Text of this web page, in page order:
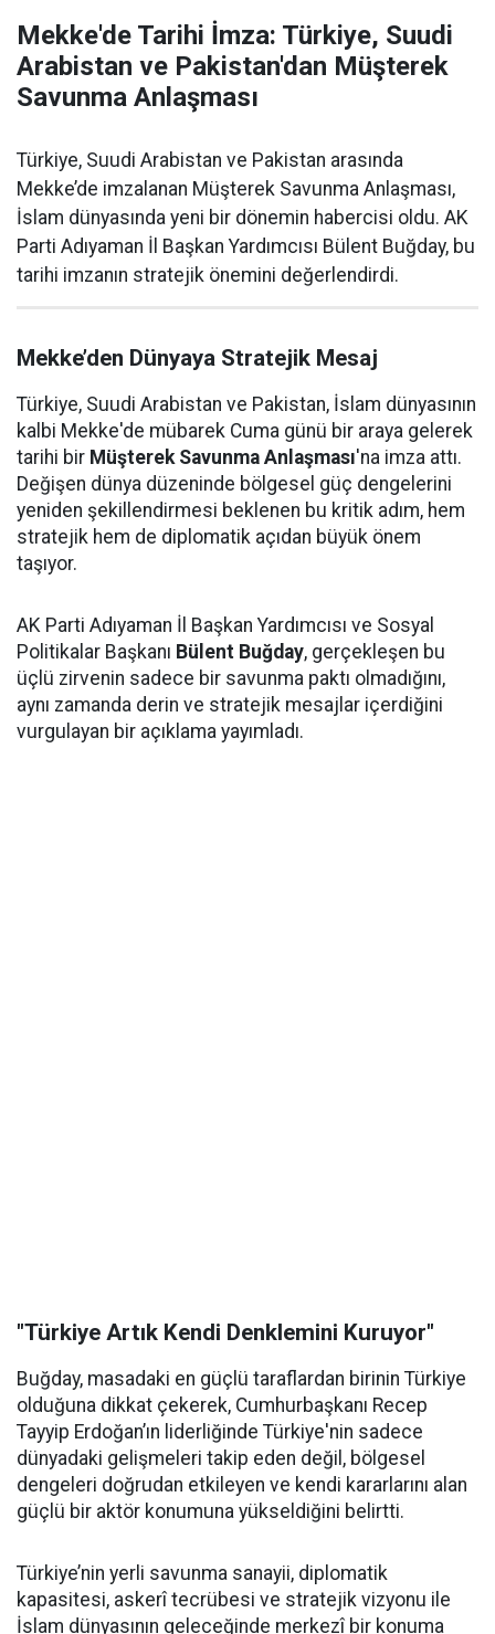
Mekke'de Tarihi İmza: Türkiye, Suudi
Arabistan ve Pakistan'dan Müşterek
Savunma Anlaşması
Türkiye, Suudi Arabistan ve Pakistan arasında
Mekke’de imzalanan Müşterek Savunma Anlaşması,
İslam dünyasında yeni bir dönemin habercisi oldu. AK
Parti Adıyaman İl Başkan Yardımcısı Bülent Buğday, bu
tarihi imzanın stratejik önemini değerlendirdi.
Mekke’den Dünyaya Stratejik Mesaj
Türkiye, Suudi Arabistan ve Pakistan, İslam dünyasının
kalbi Mekke'de mübarek Cuma günü bir araya gelerek
tarihi bir Müşterek Savunma Anlaşması'na imza attı.
Değişen dünya düzeninde bölgesel güç dengelerini
yeniden şekillendirmesi beklenen bu kritik adım, hem
stratejik hem de diplomatik açıdan büyük önem
taşıyor.
AK Parti Adıyaman İl Başkan Yardımcısı ve Sosyal
Politikalar Başkanı Bülent Buğday, gerçekleşen bu
üçlü zirvenin sadece bir savunma paktı olmadığını,
aynı zamanda derin ve stratejik mesajlar içerdiğini
vurgulayan bir açıklama yayımladı.
"Türkiye Artık Kendi Denklemini Kuruyor"
Buğday, masadaki en güçlü taraflardan birinin Türkiye
olduğuna dikkat çekerek, Cumhurbaşkanı Recep
Tayyip Erdoğan’ın liderliğinde Türkiye'nin sadece
dünyadaki gelişmeleri takip eden değil, bölgesel
dengeleri doğrudan etkileyen ve kendi kararlarını alan
güçlü bir aktör konumuna yükseldiğini belirtti.
Türkiye’nin yerli savunma sanayii, diplomatik
kapasitesi, askerî tecrübesi ve stratejik vizyonu ile
İslam dünyasının geleceğinde merkezî bir konuma